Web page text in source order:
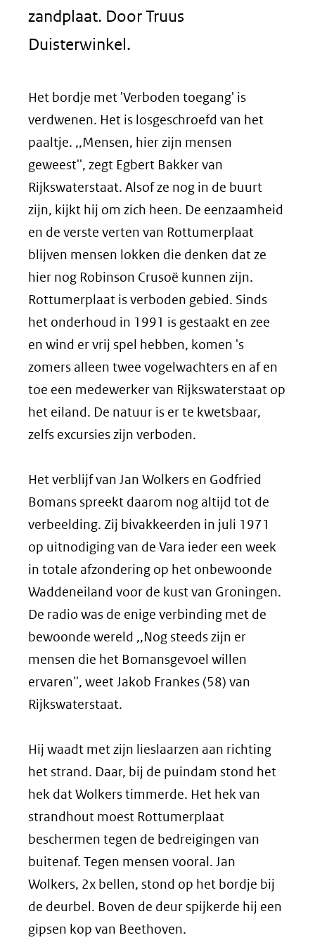
zandplaat. Door Truus
Duisterwinkel.
Het bordje met 'Verboden toegang' is
verdwenen. Het is losgeschroefd van het
paaltje. ,,Mensen, hier zijn mensen
geweest'', zegt Egbert Bakker van
Rijkswaterstaat. Alsof ze nog in de buurt
zijn, kijkt hij om zich heen. De eenzaamheid
en de verste verten van Rottumerplaat
blijven mensen lokken die denken dat ze
hier nog Robinson Crusoë kunnen zijn.
Rottumerplaat is verboden gebied. Sinds
het onderhoud in 1991 is gestaakt en zee
en wind er vrij spel hebben, komen 's
zomers alleen twee vogelwachters en af en
toe een medewerker van Rijkswaterstaat op
het eiland. De natuur is er te kwetsbaar,
zelfs excursies zijn verboden.
Het verblijf van Jan Wolkers en Godfried
Bomans spreekt daarom nog altijd tot de
verbeelding. Zij bivakkeerden in juli 1971
op uitnodiging van de Vara ieder een week
in totale afzondering op het onbewoonde
Waddeneiland voor de kust van Groningen.
De radio was de enige verbinding met de
bewoonde wereld ,,Nog steeds zijn er
mensen die het Bomansgevoel willen
ervaren'', weet Jakob Frankes (58) van
Rijkswaterstaat.
Hij waadt met zijn lieslaarzen aan richting
het strand. Daar, bij de puindam stond het
hek dat Wolkers timmerde. Het hek van
strandhout moest Rottumerplaat
beschermen tegen de bedreigingen van
buitenaf. Tegen mensen vooral. Jan
Wolkers, 2x bellen, stond op het bordje bij
de deurbel. Boven de deur spijkerde hij een
gipsen kop van Beethoven.